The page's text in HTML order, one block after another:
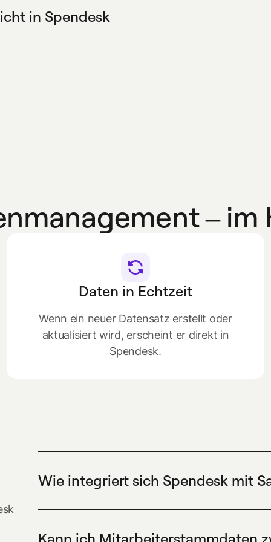
in Spendesk
– im
Daten in Echtzeit
Wenn ein neuer Datensatz erstellt oder
aktualisiert wird, erscheint er direkt in
Spendesk.
Wie integriert sich Spendesk mit
Genehmigungsworkflows zu automatisieren.
Kann ich Mitarbeiterstammdaten